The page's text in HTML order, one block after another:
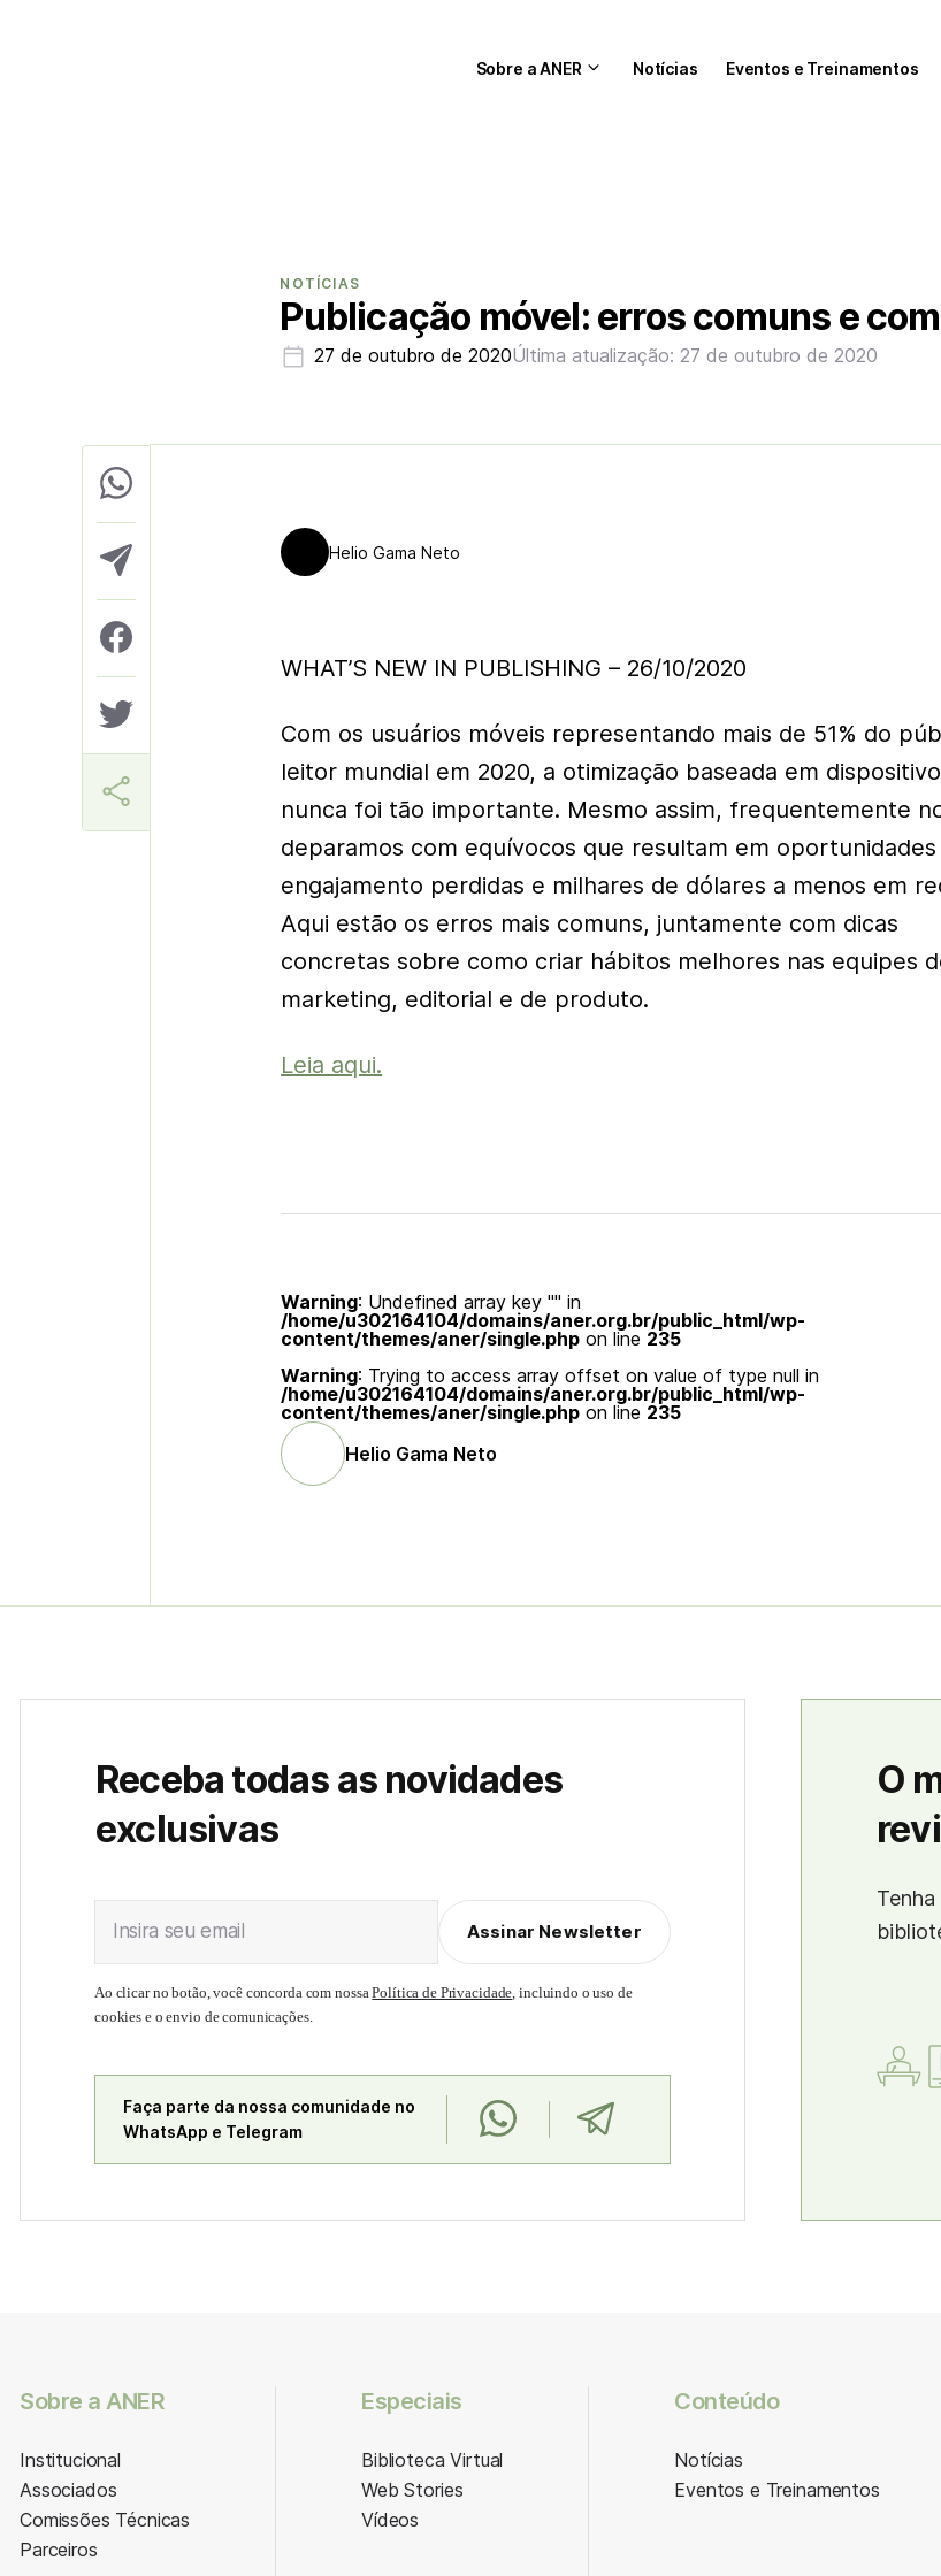
Sobre a ANER Notícias Eventos e Treinamentos
NOTÍCIAS
Publicação móvel: erros comuns e
27 de outubro de 2020Última atualização: 27 de outubro de 2020
Helio Gama Neto
WHAT’S NEW IN PUBLISHING – 26/10/2020
Com os usuários móveis representando mais de 51% do
leitor mundial em 2020, a otimização baseada em dispositivo
nunca foi tão importante. Mesmo assim, frequentemente
deparamos com equívocos que resultam em oportunidades
engajamento perdidas e milhares de dólares a menos em
Aqui estão os erros mais comuns, juntamente com dicas
concretas sobre como criar hábitos melhores nas equipes
marketing, editorial e de produto.
Leia aqui.
Warning: Undefined array key "" in
/home/u302164104/domains/aner.org.br/public_html/wp-
content/themes/aner/single.php on line 235
Warning: Trying to access array offset on value of type null in
/home/u302164104/domains/aner.org.br/public_html/wp-
content/themes/aner/single.php on line 235
Helio Gama Neto
Receba todas as novidades
exclusivas
Insira seu email Assinar Newsletter
Ao clicar no botão, você concorda com nossaPolítica de Privacidade, incluindo o uso de
cookies e o envio de comunicações.
Faça parte da nossa comunidade no
WhatsApp e Telegram
O
Sobre a ANER
Institucional
Associados
Comissões Técnicas
Parceiros
Especiais
Biblioteca Virtual
Web Stories
Vídeos
Conteúdo
Notícias
Eventos e Treinamentos